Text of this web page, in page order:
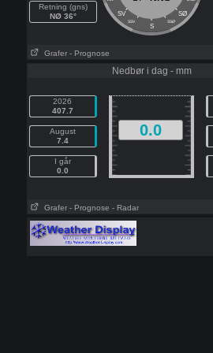
Retning (gns)
NØ 36°
SV SØ
SSV SSØ
S
Grafer - Prognose
Nedbør i dag - mm
2026
407.7
August
7.4
I går
0.0
0.0
Grafer - Prognose - Radar